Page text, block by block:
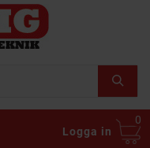
Logga in
0